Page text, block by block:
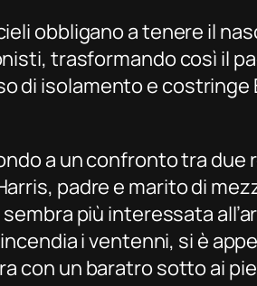
obbligano a tenere il
trasformando così il
isolamento e costringe
a un confronto tra
padre e marito di
più interessata
i ventenni, si è
con un baratro sotto ai